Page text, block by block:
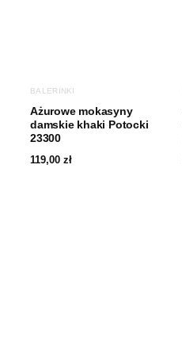
BALERINKI
Ażurowe mokasyny
damskie khaki Potocki
23300
119,00 zł